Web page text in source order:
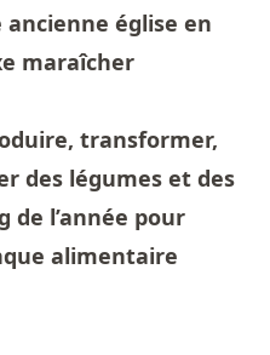
église en
maraîcher
transformer,
des légumes et des
l’année pour
alimentaire